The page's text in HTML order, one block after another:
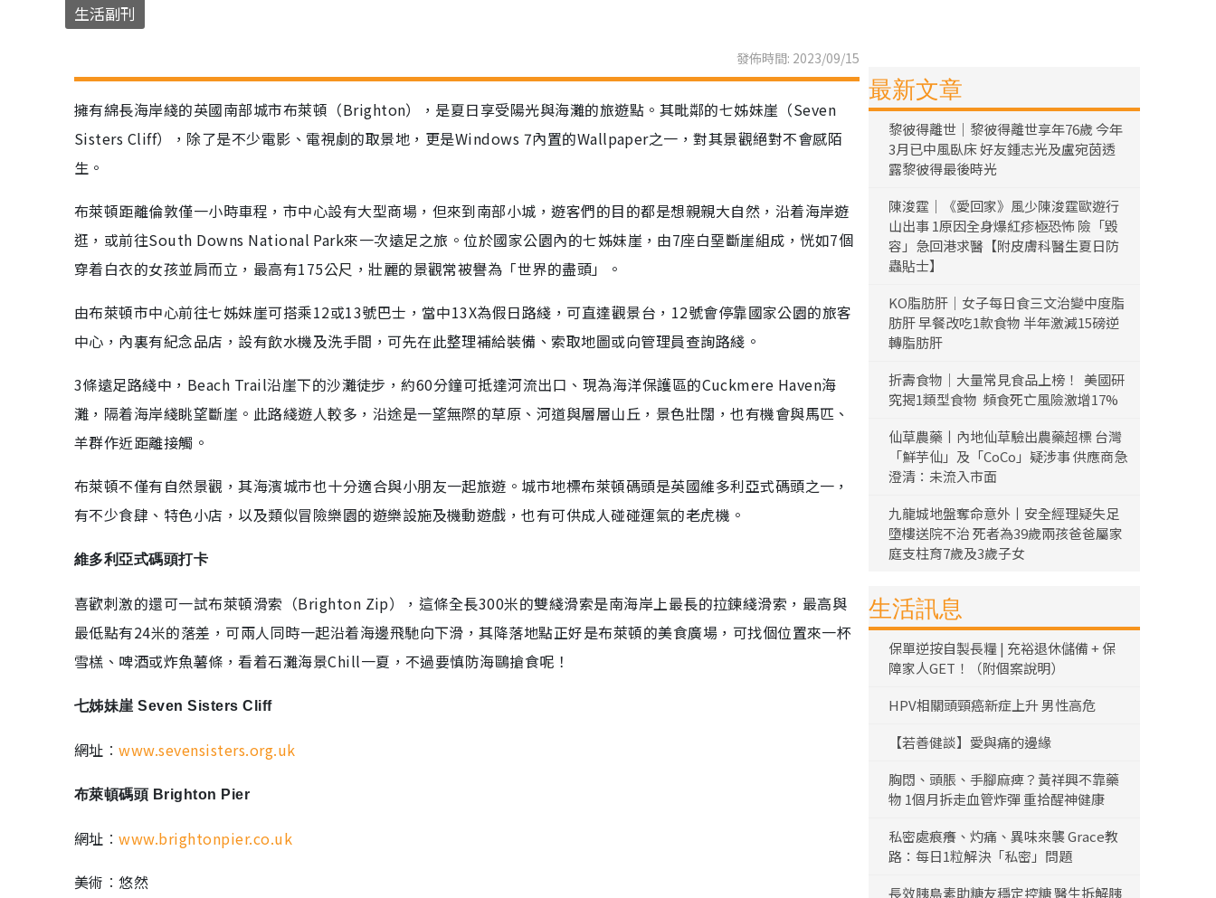
生活副刊
發佈時間: 2023/09/15
擁有綿長海岸綫的英國南部城市布萊頓（Brighton），是夏日享受陽光與海灘的旅遊點。其毗鄰的七姊妹崖（Seven
Sisters Cliff），除了是不少電影、電視劇的取景地，更是Windows 7內置的Wallpaper之一，對其景觀絕對不會感陌
生。
布萊頓距離倫敦僅一小時車程，市中心設有大型商場，但來到南部小城，遊客們的目的都是想親親大自然，沿着海岸遊
逛，或前往South Downs National Park來一次遠足之旅。位於國家公園內的七姊妹崖，由7座白堊斷崖組成，恍如7個
穿着白衣的女孩並肩而立，最高有175公尺，壯麗的景觀常被譽為「世界的盡頭」。
由布萊頓市中心前往七姊妹崖可搭乘12或13號巴士，當中13X為假日路綫，可直達觀景台，12號會停靠國家公園的旅客
中心，內裏有紀念品店，設有飲水機及洗手間，可先在此整理補給裝備、索取地圖或向管理員查詢路綫。
3條遠足路綫中，Beach Trail沿崖下的沙灘徒步，約60分鐘可抵達河流出口、現為海洋保護區的Cuckmere Haven海
灘，隔着海岸綫眺望斷崖。此路綫遊人較多，沿途是一望無際的草原、河道與層層山丘，景色壯闊，也有機會與馬匹、
羊群作近距離接觸。
布萊頓不僅有自然景觀，其海濱城市也十分適合與小朋友一起旅遊。城市地標布萊頓碼頭是英國維多利亞式碼頭之一，
有不少食肆、特色小店，以及類似冒險樂園的遊樂設施及機動遊戲，也有可供成人碰碰運氣的老虎機。
維多利亞式碼頭打卡
喜歡刺激的還可一試布萊頓滑索（Brighton Zip），這條全長300米的雙綫滑索是南海岸上最長的拉鍊綫滑索，最高與
最低點有24米的落差，可兩人同時一起沿着海邊飛馳向下滑，其降落地點正好是布萊頓的美食廣場，可找個位置來一杯
雪榚、啤酒或炸魚薯條，看着石灘海景Chill一夏，不過要慎防海鷗搶食呢！
七姊妹崖 Seven Sisters Cliff
網址︰www.sevensisters.org.uk
布萊頓碼頭 Brighton Pier
網址︰www.brightonpier.co.uk
美術︰悠然
最新文章
黎彼得離世｜黎彼得離世享年76歲 今年
3月已中風臥床 好友鍾志光及盧宛茵透
露黎彼得最後時光
陳浚霆｜《愛回家》風少陳浚霆歐遊行
山出事 1原因全身爆紅疹極恐怖 險「毀
容」急回港求醫【附皮膚科醫生夏日防
蟲貼士】
KO脂肪肝｜女子每日食三文治變中度脂
肪肝 早餐改吃1款食物 半年激減15磅逆
轉脂肪肝
折壽食物｜大量常見食品上榜！ 美國研
究揭1類型食物 頻食死亡風險激增17%
仙草農藥丨內地仙草驗出農藥超標 台灣
「鮮芋仙」及「CoCo」疑涉事 供應商急
澄清：未流入市面
九龍城地盤奪命意外丨安全經理疑失足
墮樓送院不治 死者為39歲兩孩爸爸屬家
庭支柱育7歲及3歲子女
生活訊息
保單逆按自製長糧 | 充裕退休儲備 + 保
障家人GET！（附個案說明）
HPV相關頭頸癌新症上升 男性高危
【若善健談】愛與痛的邊緣
胸悶、頭脹、手腳麻痺？黃祥興不靠藥
物 1個月拆走血管炸彈 重拾醒神健康
私密處痕癢、灼痛、異味來襲 Grace教
路：每日1粒解決「私密」問題
長效胰島素助糖友穩定控糖 醫生拆解胰